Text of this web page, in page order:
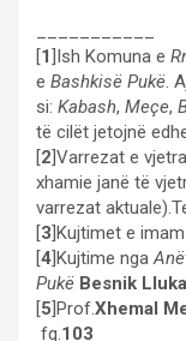
[1]Ish Komuna e
e Bashkisë Pukë.
si: Kabash, Meçe,
të cilët jetojnë
[2]Varrezat e
xhamie janë të
varrezat
[3]Kujtimet e imam
[4]Kujtime nga
Pukë Besnik Lluka
[5]Prof.Xhemal
fq.103